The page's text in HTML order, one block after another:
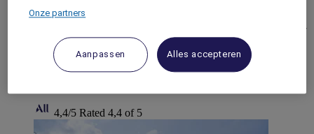
Mercure Cannes Mandelieu ligt op het kruispunt van de Var
en Alpes-Maritimes, een perfect uitgangspunt om de regio te
verkennen. Ideale locatie op 300 m van de zandstranden, op 7
km van het centrum van Cannes en dicht bij historische en
culturele attracties. Of u er nu met het gezin of voor zaken
bent, u zult een overnachting bij ons in de zonnige omgeving
4,4/5 Rated 4,4 of 5
Onze partners
Aanpassen Alles accepteren